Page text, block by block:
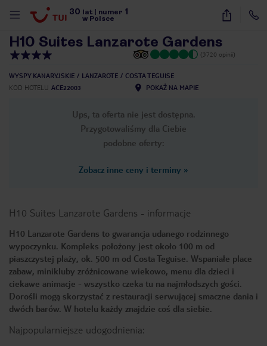
30 lat numer 1
w Polsce
25
H10 Suites Lanzarote Gardens
(3720 opinii)
WYSPY KANARYJSKIE LANZAROTE
COSTA TEGUISE
KOD HOTELU ACE22003 POKAŻ NA MAPIE
Ups, ta oferta nie jest dostępna.
Przygotowaliśmy dla Ciebie
podobne oferty:
Zobacz inne ceny i terminy »
H10 Suites Lanzarote Gardens - informacje
H10 Lanzarote Gardens to gwarancja udanego rodzinnego
wypoczynku. Kompleks położony jest około 100 m od
piaszczystej plaży, ok. 500 m od Costa Teguise. Wspaniałe place
zabaw, minikluby zróżnicowane wiekowo, menu dla dzieci i
ciekawe animacje - wszystko czeka tu na najmłodszych gości.
Dorośli mogą skorzystać z restauracji serwującej smaczne dania i
dwóch barów. W hotelu każdy znajdzie coś dla siebie.
Najpopularniejsze udogodnienia: